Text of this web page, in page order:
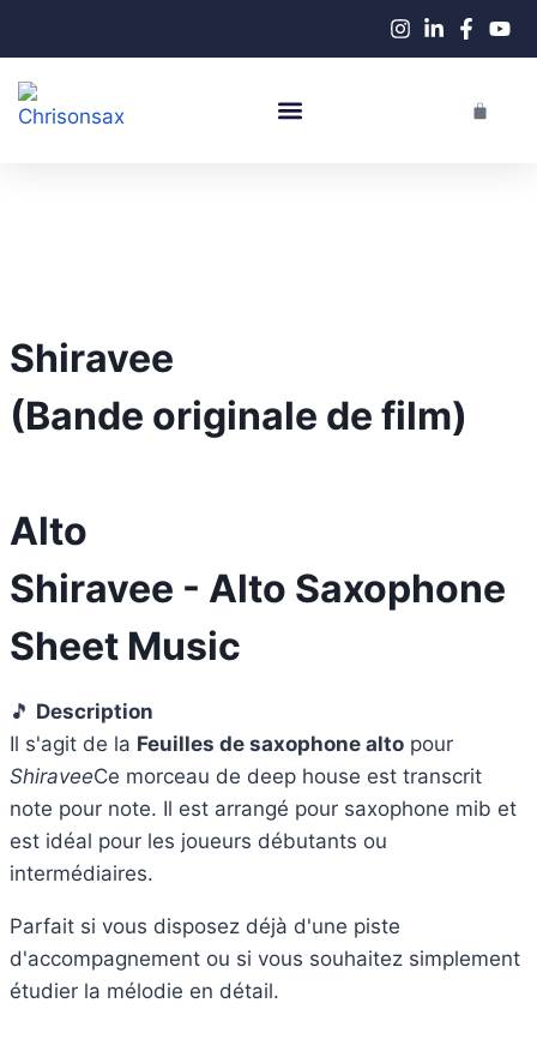
Shiravee
(Bande originale de film)
Alto
Shiravee - Alto Saxophone
Sheet Music
🎵 Description
Il s'agit de la Feuilles de saxophone alto pour
ShiraveeCe morceau de deep house est transcrit
note pour note. Il est arrangé pour saxophone mib et
est idéal pour les joueurs débutants ou
intermédiaires.
Parfait si vous disposez déjà d'une piste
d'accompagnement ou si vous souhaitez simplement
étudier la mélodie en détail.